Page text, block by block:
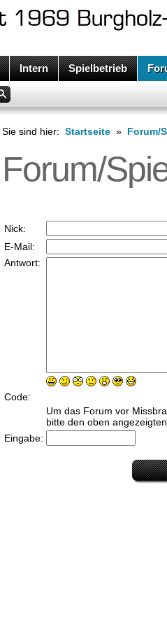
Intern Spielbetrieb
Sie sind hier: Startseite » Forum/
Forum/
Nick:
E-Mail:
Antwort:
Code:
Um das Forum vor
bitte den oben
Eingabe: